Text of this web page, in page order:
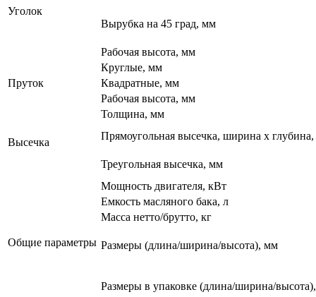
Уголок
Вырубка на 45 град, мм
Рабочая высота, мм
Пруток
Круглые, мм
Квадратные, мм
Рабочая высота, мм
Высечка
Толщина, мм
Прямоугольная высечка, ширина х
Треугольная высечка, мм
Общие параметры
Мощность двигателя, кВт
Емкость масляного бака, л
Масса нетто/брутто, кг
Размеры (длина/ширина/высота), мм
Размеры в упаковке (длина/ширина/